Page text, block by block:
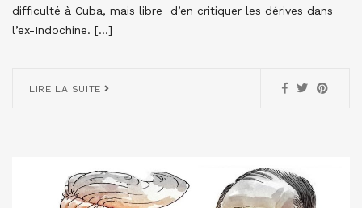
difficulté à Cuba, mais libre d’en critiquer les dérives dans
l’ex-Indochine. […]
LIRE LA SUITE